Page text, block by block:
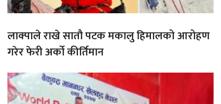
लाक्पाले राखे सातौ पटक मकालु हिमालको आरोहण
गरेर फेरी अर्को कीर्तिमान